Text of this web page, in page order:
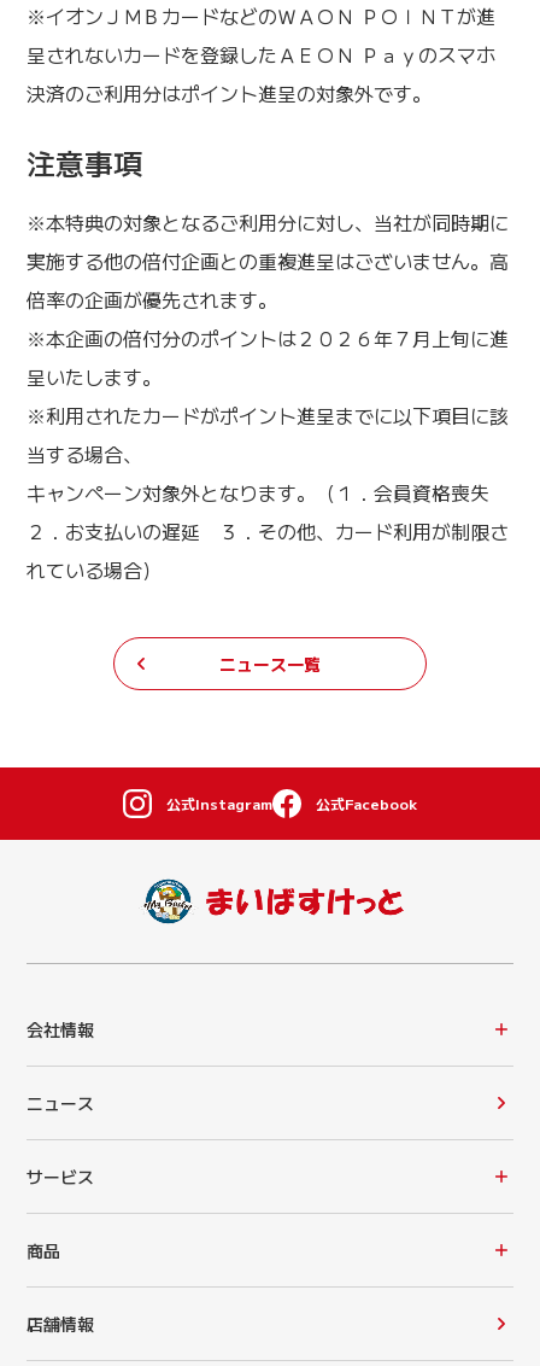
※イオンＪＭＢカードなどのＷＡＯＮ ＰＯＩＮＴが進
呈されないカードを登録したＡＥＯＮ Ｐａｙのスマホ
決済のご利用分はポイント進呈の対象外です。
注意事項
※本特典の対象となるご利用分に対し、当社が同時期に
実施する他の倍付企画との重複進呈はございません。高
倍率の企画が優先されます。
※本企画の倍付分のポイントは２０２６年７月上旬に進
呈いたします。
※利用されたカードがポイント進呈までに以下項目に該
当する場合、
キャンペーン対象外となります。（１．会員資格喪失
２．お支払いの遅延 ３．その他、カード利用が制限さ
れている場合）
ニュース一覧
公式Instagram 公式Facebook
会社情報
ニュース
サービス
商品
店舗情報